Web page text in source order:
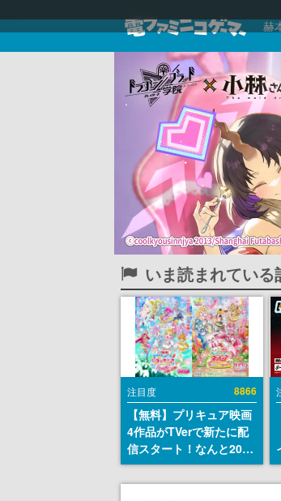
赫
いま読まれている
注目度 8866
【無料】プリキュア映画
4作品がTVerで新たに配
信スタート！なんと2018
年～2024年の映画ほぼす
べてが見放題に、ぶっち